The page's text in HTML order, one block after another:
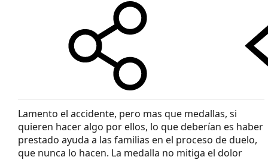
Lamento el accidente, pero mas que medallas, si
quieren hacer algo por ellos, lo que deberían es haber
prestado ayuda a las familias en el proceso de duelo,
que nunca lo hacen. La medalla no mitiga el dolor